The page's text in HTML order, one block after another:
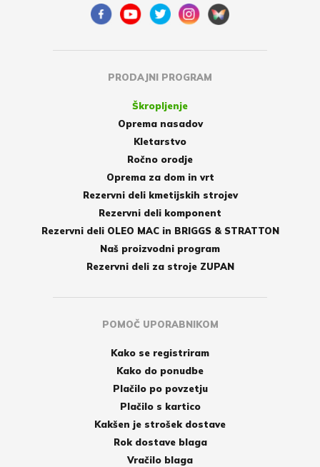
PRODAJNI PROGRAM
Škropljenje
Oprema nasadov
Kletarstvo
Ročno orodje
Oprema za dom in vrt
Rezervni deli kmetijskih strojev
Rezervni deli komponent
Rezervni deli OLEO MAC in BRIGGS & STRATTON
Naš proizvodni program
Rezervni deli za stroje ZUPAN
POMOČ UPORABNIKOM
Kako se registriram
Kako do ponudbe
Plačilo po povzetju
Plačilo s kartico
Kakšen je strošek dostave
Rok dostave blaga
Vračilo blaga